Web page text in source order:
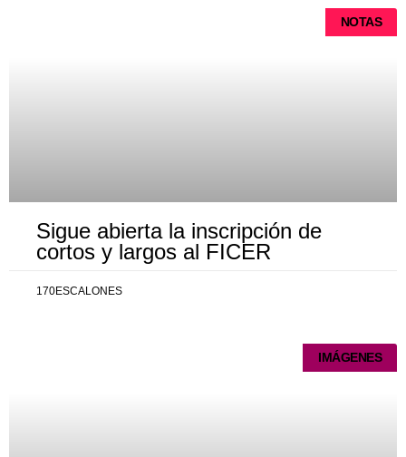
NOTAS
Sigue abierta la inscripción de
cortos y largos al FICER
170ESCALONES
IMÁGENES